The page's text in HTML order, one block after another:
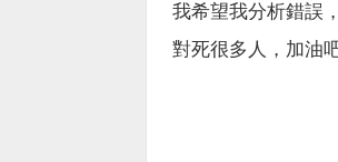
我希望我分析錯誤
對死很多人，加油